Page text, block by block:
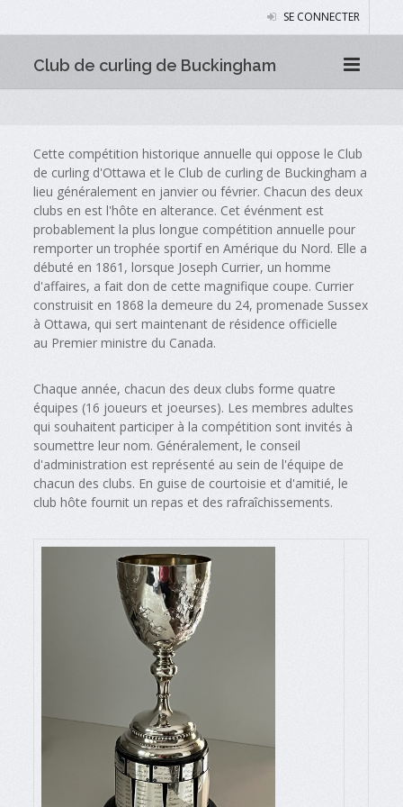
SE CONNECTER
Club de curling de Buckingham
Cette compétition historique annuelle qui oppose le Club
de curling d'Ottawa et le Club de curling de Buckingham a
lieu généralement en janvier ou février. Chacun des deux
clubs en est l'hôte en alterance. Cet événment est
probablement la plus longue compétition annuelle pour
remporter un trophée sportif en Amérique du Nord. Elle a
débuté en 1861, lorsque Joseph Currier, un homme
d'affaires, a fait don de cette magnifique coupe. Currier
construisit en 1868 la demeure du 24, promenade Sussex
à Ottawa, qui sert maintenant de résidence officielle
au Premier ministre du Canada.
Chaque année, chacun des deux clubs forme quatre
équipes (16 joueurs et joeurses). Les membres adultes
qui souhaitent participer à la compétition sont invités à
soumettre leur nom. Généralement, le conseil
d'administration est représenté au sein de l'équipe de
chacun des clubs. En guise de courtoisie et d'amitié, le
club hôte fournit un repas et des rafraîchissements.